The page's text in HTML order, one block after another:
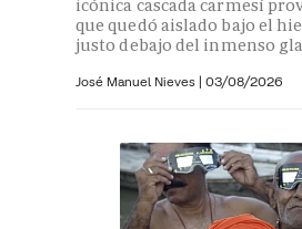
icónica cascada carmesí
que quedó aislado bajo el
justo debajo del inmenso
José Manuel Nieves | 03/08/2026